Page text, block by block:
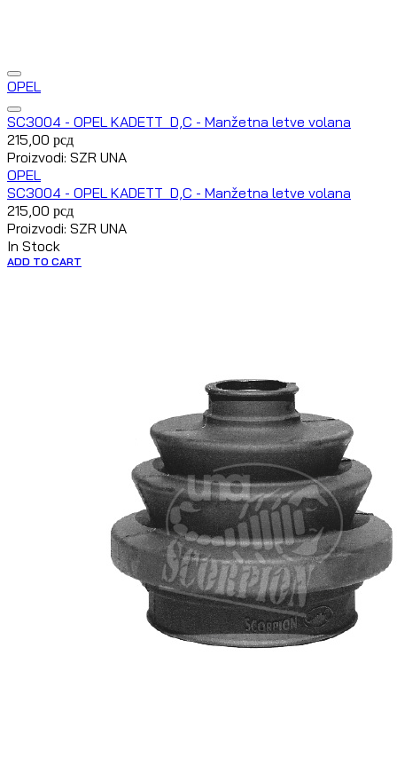
OPEL
SC3004 - OPEL KADETT D,C - Manžetna letve volana
215,00 рсд
Proizvodi: SZR UNA
OPEL
SC3004 - OPEL KADETT D,C - Manžetna letve volana
215,00 рсд
Proizvodi: SZR UNA
In Stock
ADD TO CART